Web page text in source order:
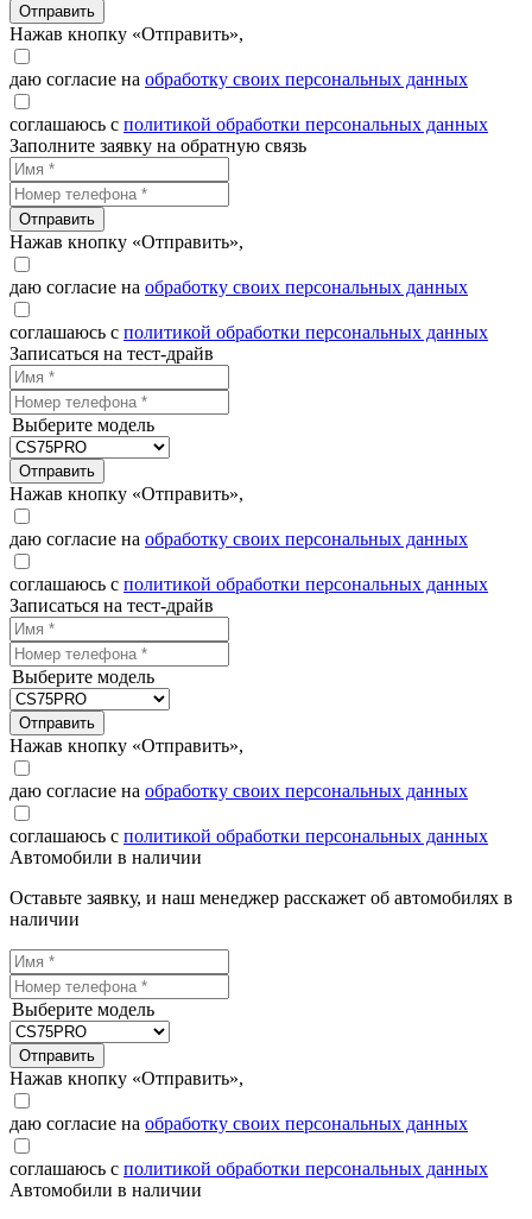
Отправить
Нажав кнопку «Отправить»,
даю согласие на обработку своих персональных данных
соглашаюсь с политикой обработки персональных данных
Заполните заявку на обратную связь
Отправить
Нажав кнопку «Отправить»,
даю согласие на обработку своих персональных данных
соглашаюсь с политикой обработки персональных данных
Записаться на тест-драйв
Выберите модель
Отправить
Нажав кнопку «Отправить»,
даю согласие на обработку своих персональных данных
соглашаюсь с политикой обработки персональных данных
Записаться на тест-драйв
Выберите модель
Отправить
Нажав кнопку «Отправить»,
даю согласие на обработку своих персональных данных
соглашаюсь с политикой обработки персональных данных
Автомобили в наличии
Оставьте заявку, и наш менеджер расскажет об автомобилях в
наличии
Выберите модель
Отправить
Нажав кнопку «Отправить»,
даю согласие на обработку своих персональных данных
соглашаюсь с политикой обработки персональных данных
Автомобили в наличии